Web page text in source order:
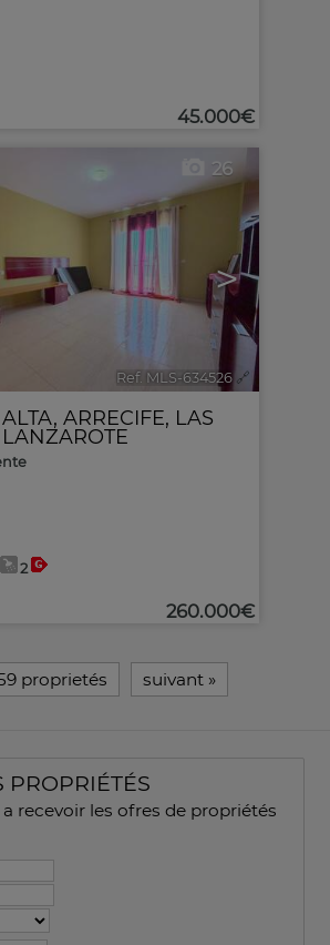
45.000€
>
26
Ref. MLS-634526 🔗
, ARRECIFE, LAS
2
260.000€
proprietés suivant »
PROPRIÉTÉS
recevoir les ofres de propriétés